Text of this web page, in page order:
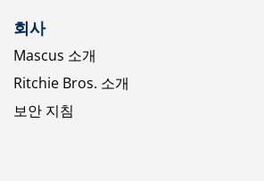
회사
Mascus 소개
Ritchie Bros. 소개
보안 지침